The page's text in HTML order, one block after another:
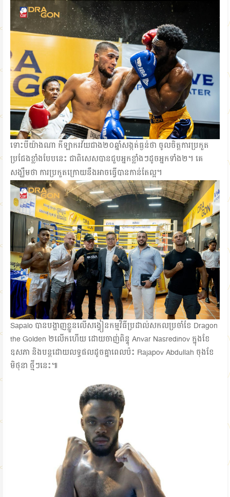
ទោះបីយ៉ាងណា កីឡាករវ័យជាង២០ឆ្នាំសង្កត់ធ្ងន់ថា ចូលចិត្តការប្រកួត
ប្រជែងខ្លាំងបែបនេះ ជាពិសេសបានជួបអ្នកខ្លាំងៗដូចអ្នកទាំង២។ គេ
សង្ឃឹមថា ការប្រកួតក្រោយនឹងអាចធ្វើបានកាន់តែល្អ។
Sapalo បានបង្ហាញខ្លួនលើសង្វៀនកម្មវិធីប្រដាល់សកលប្រចាំខែ Dragon
the Golden ២លើកហើយ ដោយចាញ់ពិន្ទុ Anvar Nasredinov ក្នុងខែ
ឧសភា និងបន្តដោយលទ្ធផលដូចគ្នាពេលប៉ះ Rajapov Abdullah ចុងខែ
មិថុនា ថ្មីៗនេះ៕